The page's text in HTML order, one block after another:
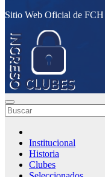
Sitio Web Oficial de FCH
Institucional
Historia
Clubes